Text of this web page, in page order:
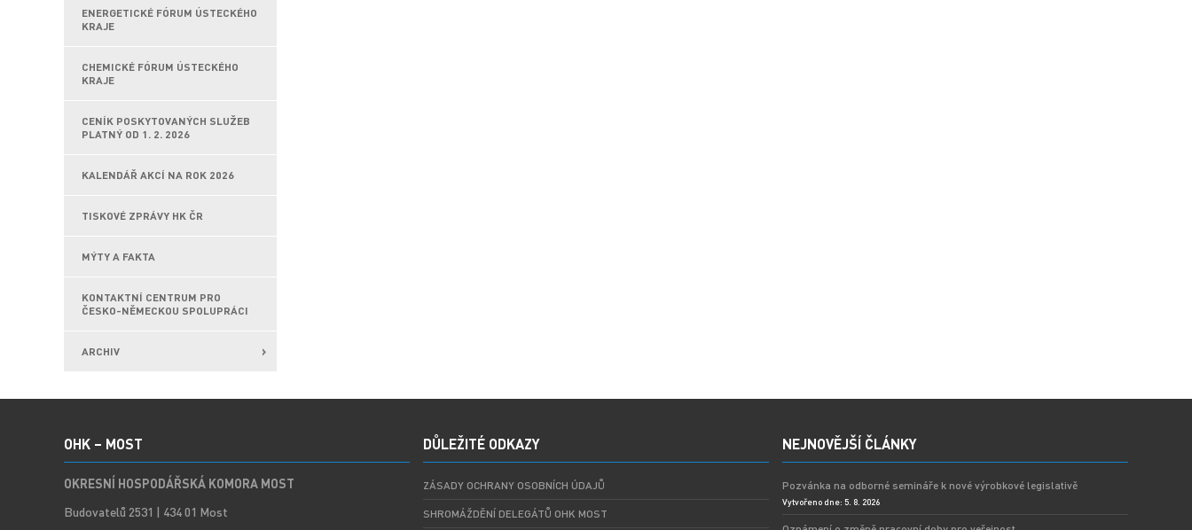
ENERGETICKÉ FÓRUM ÚSTECKÉHO
KRAJE
CHEMICKÉ FÓRUM ÚSTECKÉHO
KRAJE
CENÍK POSKYTOVANÝCH SLUŽEB
PLATNÝ OD 1. 2. 2026
KALENDÁŘ AKCÍ NA ROK 2026
TISKOVÉ ZPRÁVY HK ČR
MÝTY A FAKTA
KONTAKTNÍ CENTRUM PRO
ČESKO-NĚMECKOU SPOLUPRÁCI
ARCHIV
OHK – MOST
OKRESNÍ HOSPODÁŘSKÁ KOMORA MOST
Budovatelů 2531 | 434 01 Most
DŮLEŽITÉ ODKAZY
ZÁSADY OCHRANY OSOBNÍCH ÚDAJŮ
SHROMÁŽDĚNÍ DELEGÁTŮ OHK MOST
NEJNOVĚJŠÍ ČLÁNKY
Pozvánka na odborné semináře k nové výrobkové legislativě
Vytvořeno dne: 5. 8. 2026